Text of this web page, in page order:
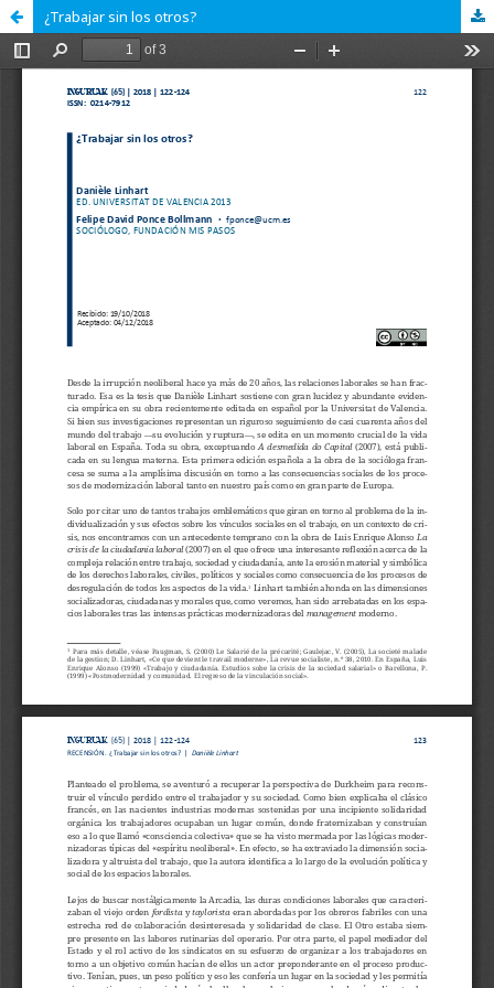
¿Trabajar sin los otros?